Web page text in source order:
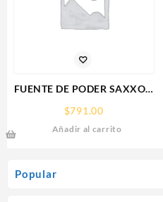
Popular
FUENTE DE PODER SAXXON
(PSU1210-D9)
REGULADA,12V,10
AMPERES,DISTRIBUIDOR
$791.00
Añadir al carrito